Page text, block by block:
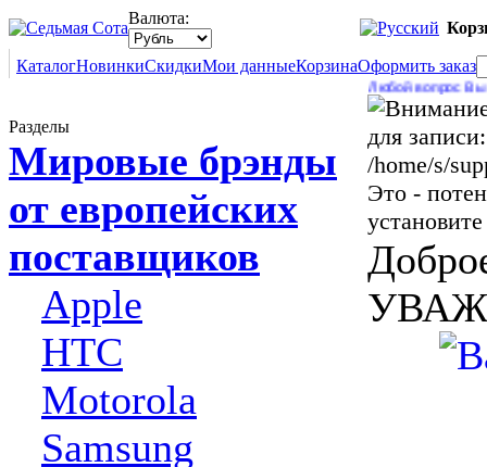
Валюта:
КаталогНовинкиСкидкиМои данныеКорзинаОформить заказ
Любой вопрос Вы
Разделы
Мировые брэнды
от европейских
поставщиков
Apple
HTC
Motorola
Samsung
для записи:
/home/s/
Это -